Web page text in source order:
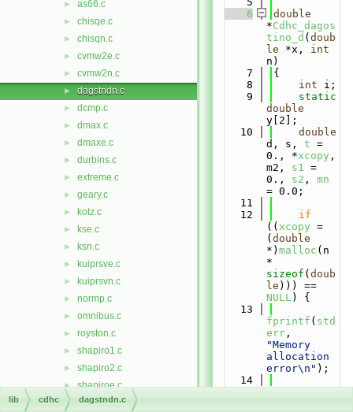
► as66.c
► chisqe.c
► chisqn.c
► cvmw2e.c
► cvmw2n.c
► dagstndn.c
► dcmp.c
► dmax.c
► dmaxe.c
► durbins.c
► extreme.c
► geary.c
► kotz.c
► kse.c
► ksn.c
► kuiprsve.c
► kuiprsvn.c
► normp.c
► omnibus.c
► royston.c
► shapiro1.c
► shapiro2.c
► shapiroe.c
► watsonue.c
    6
double
*Cdhc_dagos
tino_d ( doub
le *x, int
n)
    7
{
    8
int i;
    9
static
double
y[2];
   10
double
d, s, t =
0., *xcopy ,
m2, s1 =
0., s2 , mn
= 0.0;
   11
   12
if
(( xcopy =
( double
*) malloc (n
sizeof ( doub
le
NULL) {
   13
fprintf ( std
err
"Memory
allocation
error\n" );
   14
lib cdhc dagstndn.c